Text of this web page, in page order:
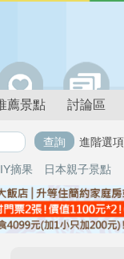
薦景點 討論區
進階選項
摘果 日本親子景點